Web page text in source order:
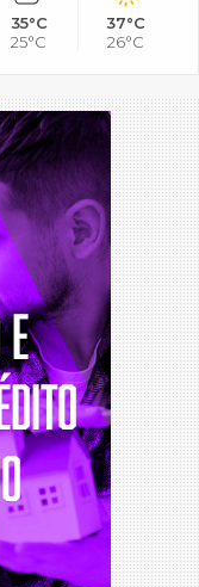
35°C
25°C
37°C
26°C